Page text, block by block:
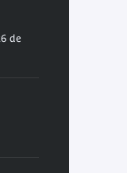
de